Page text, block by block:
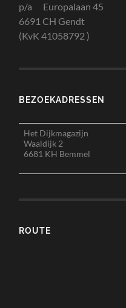
p/a Europalaan 45
6691 CH Gendt
(KvK 41058792 )
BEZOEKADRESSEN
Het Dijkmagazijn
Waaldijk 2
6681 KH Bemmel
ROUTE